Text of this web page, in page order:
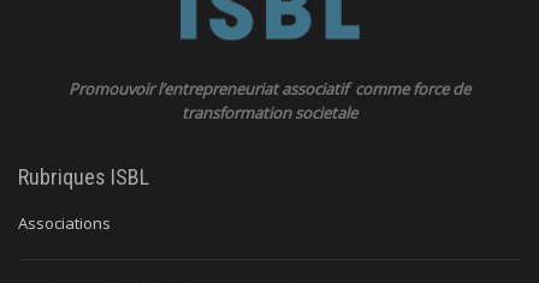
Promouvoir l’entrepreneuriat associatif comme force de
transformation societale
Rubriques ISBL
Associations